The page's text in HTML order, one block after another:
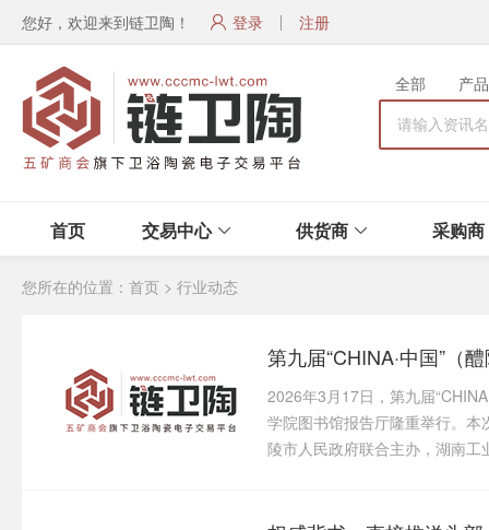
您好，欢迎来到链卫陶！ 登录 注册
全部 产品
首页 交易中心 供货商 采购商
您所在的位置： 首页 > 行业动态
第九届“CHINA·中国”（
2026年3月17日，第九届
学院图书馆报告厅隆重举行。
陵市人民政府联合主办，湖南